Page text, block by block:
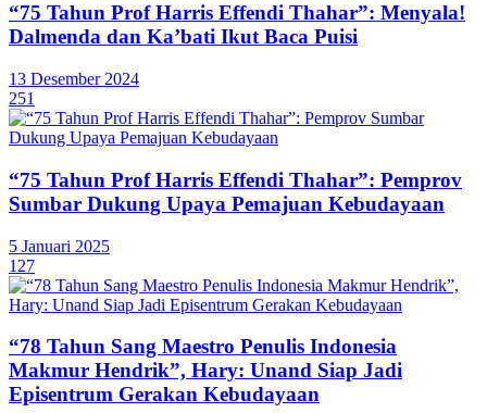
“75 Tahun Prof Harris Effendi Thahar”: Menyala!
Dalmenda dan Ka’bati Ikut Baca Puisi
13 Desember 2024
251
“75 Tahun Prof Harris Effendi Thahar”: Pemprov
Sumbar Dukung Upaya Pemajuan Kebudayaan
5 Januari 2025
127
“78 Tahun Sang Maestro Penulis Indonesia
Makmur Hendrik”, Hary: Unand Siap Jadi
Episentrum Gerakan Kebudayaan